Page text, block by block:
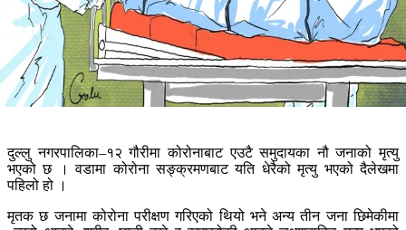
दुल्लु नगरपालिका–१२ गौरीमा कोरोनाबाट एउटै समुदायका नौ जनाको मृत्यु
भएको छ । वडामा कोरोना सङ्क्रमणबाट यति धेरैको मृत्यु भएको दैलेखमा
पहिलो हो ।
मृतक छ जनामा कोरोना परीक्षण गरिएको थियो भने अन्य तीन जना छिमेकीमा